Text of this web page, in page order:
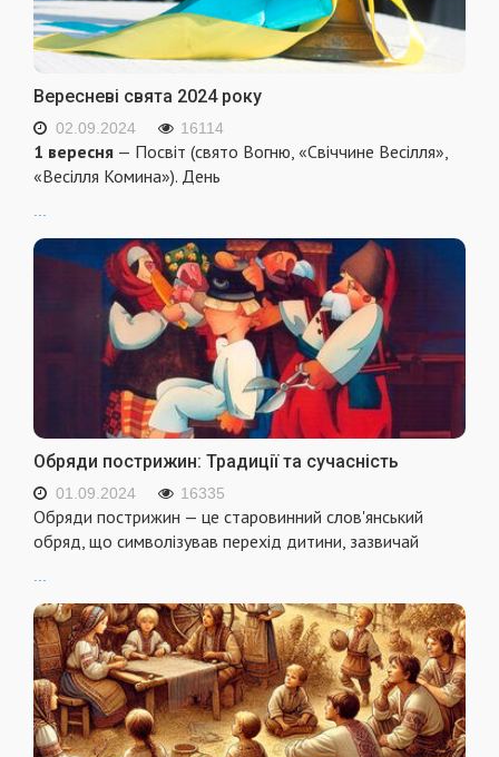
Вересневі свята 2024 року
02.09.2024 16114
1 вересня — Посвіт (свято Вогню, «Свіччине Весілля»,
«Весілля Комина»). День
Обряди пострижин: Традиції та сучасність
01.09.2024 16335
Обряди пострижин — це старовинний слов'янський
обряд, що символізував перехід дитини, зазвичай